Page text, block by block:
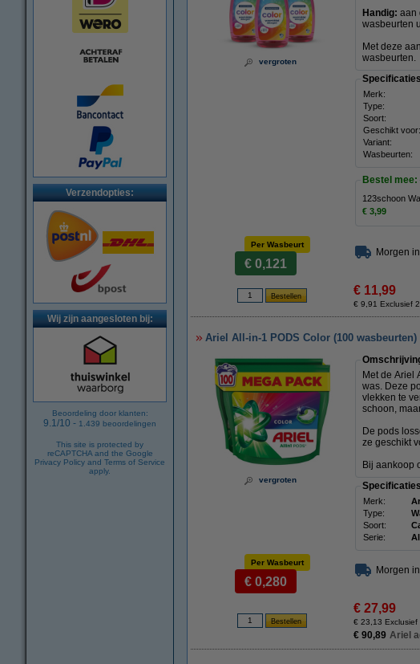
Verzendopties:
Wij zijn aangesloten bij:
Beoordeling door klanten:
9.1/10 - 1.439 beoordelingen
This site is protected by
reCAPTCHA and the Google
Privacy Policy and Terms of Service
apply.
vergroten
Handig: aan
wasbeurten
Met deze
wasbeurten.
Specificaties
Merk:
Type:
Soort:
Geschikt voor:
Variant:
Wasbeurten:
Bestel mee:
123schoon
€ 3,99
Per Wasbeurt
€ 0,121
Morgen
€ 11,99
€ 9,91 Exclusief
Ariel All-in-1 PODS Color (100 wasbeurten)
vergroten
Met de Ariel
was. Deze
vlekken te
schoon,
De pods
ze geschikt
Bij aankoop
Specificaties
Merk:
Type:
Soort:
Serie:
Per Wasbeurt
€ 0,280
Morgen
€ 27,99
€ 23,13 Exclusief
€ 90,89 Ariel